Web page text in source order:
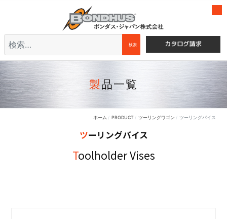
検索
検索
製品一覧
ホーム PRODUCT ツーリングワゴン ツーリングバイス
ツーリングバイス
Toolholder Vises